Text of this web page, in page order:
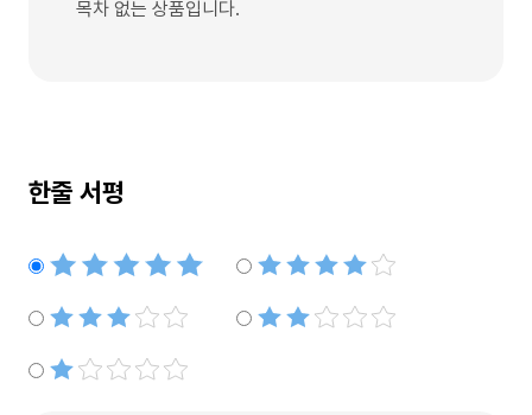
목차 없는 상품입니다.
한줄 서평
별점5개 별점4개
별점3개 별점2개
별점1개